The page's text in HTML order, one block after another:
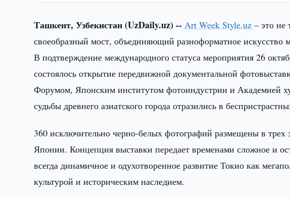
Ташкент, Узбекистан (UzDaily.uz) -- Art Week Style.uz – это не
своеобразный мост, объединяющий разноформатное искусство
В подтверждение международного статуса мероприятия 26
состоялось открытие передвижной документальной
Форумом, Японским институтом фотоиндустрии и Академией
судьбы древнего азиатского города отразились в
360 исключительно черно-белых фотографий размещены в трех
Японии. Концепция выставки передает временами сложное и
всегда динамичное и одухотворенное развитие Токио как
культурой и историческим наследием.